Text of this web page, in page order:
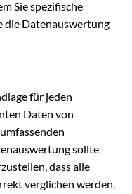
Sie spezifische
die Datenauswertung
für jeden
Daten von
sollte
dass alle
verglichen werden.